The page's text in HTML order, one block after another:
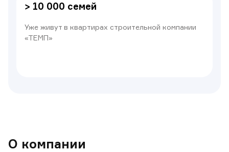
> 10 000 семей
Уже живут в квартирах строительной компании
«ТЕМП»
О компании